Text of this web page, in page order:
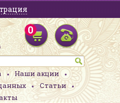
0
Наши акции
Статьи